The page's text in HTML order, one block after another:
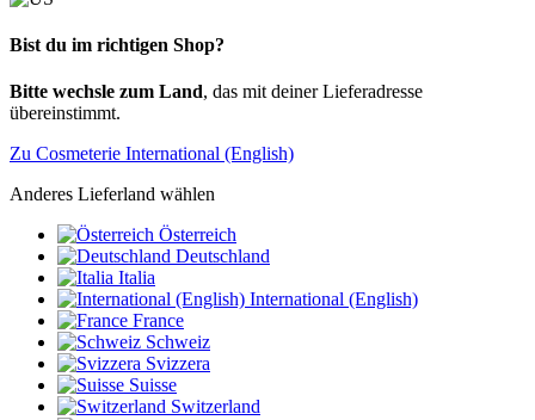
Bist du im richtigen Shop?
Bitte wechsle zum Land, das mit deiner Lieferadresse
übereinstimmt.
Zu Cosmeterie International (English)
Anderes Lieferland wählen
Österreich
Deutschland
Italia
International (English)
France
Schweiz
Svizzera
Suisse
Switzerland